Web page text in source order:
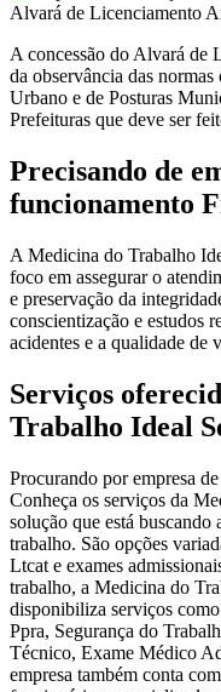
A concessão do Alvará de
da observância das
Urbano e de Posturas
Prefeituras que deve ser
Precisando de
funcionamento
A Medicina do Trabalho
foco em assegurar o
e preservação da
conscientização e estudos
acidentes e a qualidade de
Serviços
Trabalho Ideal
Procurando por empresa
Conheça os serviços da
solução que está buscando
trabalho. São opções
Ltcat e exames
trabalho, a Medicina do
disponibiliza serviços
Ppra, Segurança do
Técnico, Exame Médico
empresa também conta